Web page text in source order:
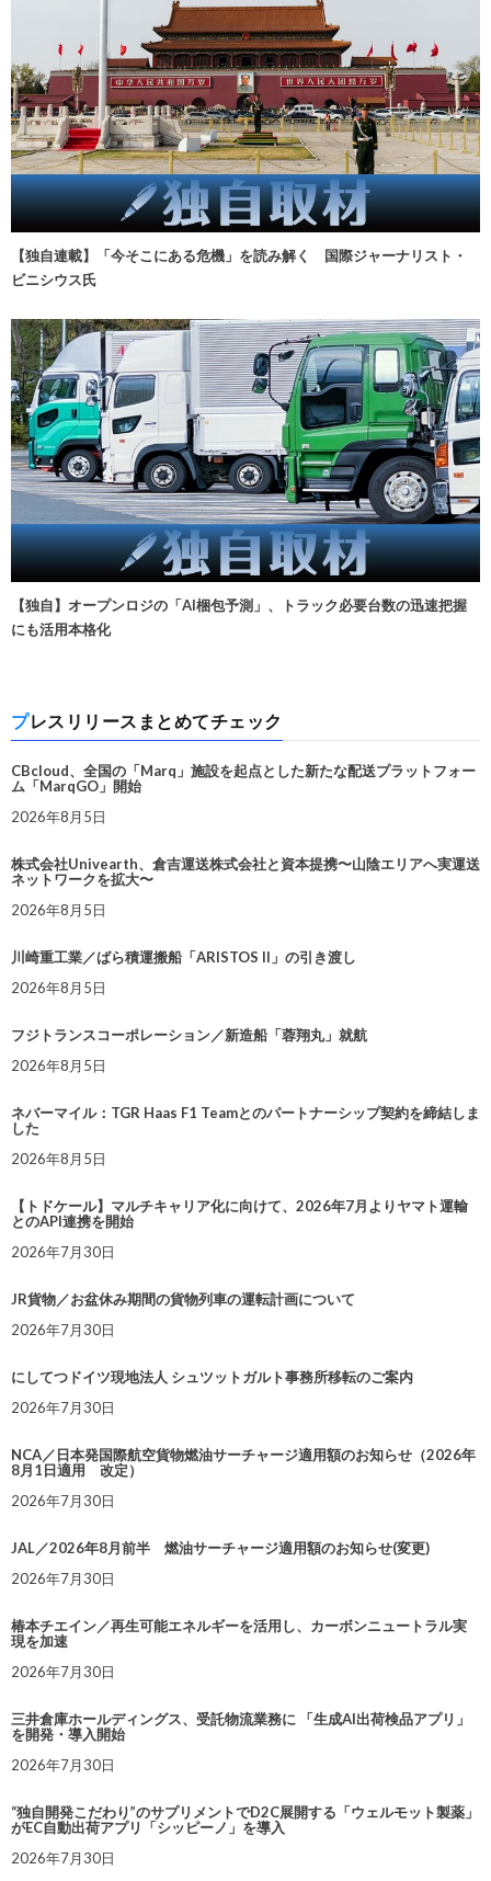
【独自連載】「今そこにある危機」を読み解く 国際ジャーナリスト・
ビニシウス氏
【独自】オープンロジの「AI梱包予測」、トラック必要台数の迅速把握
にも活用本格化
プレスリリースまとめてチェック
CBcloud、全国の「Marq」施設を起点とした新たな配送プラットフォー
ム「MarqGO」開始
2026年8月5日
株式会社Univearth、倉吉運送株式会社と資本提携〜山陰エリアへ実運送
ネットワークを拡大〜
2026年8月5日
川崎重工業／ばら積運搬船「ARISTOS II」の引き渡し
2026年8月5日
フジトランスコーポレーション／新造船「蓉翔丸」就航
2026年8月5日
ネバーマイル：TGR Haas F1 Teamとのパートナーシップ契約を締結しま
した
2026年8月5日
【トドケール】マルチキャリア化に向けて、2026年7月よりヤマト運輸
とのAPI連携を開始
2026年7月30日
JR貨物／お盆休み期間の貨物列車の運転計画について
2026年7月30日
にしてつドイツ現地法人 シュツットガルト事務所移転のご案内
2026年7月30日
NCA／日本発国際航空貨物燃油サーチャージ適用額のお知らせ（2026年
8月1日適用 改定）
2026年7月30日
JAL／2026年8月前半 燃油サーチャージ適用額のお知らせ(変更)
2026年7月30日
椿本チエイン／再生可能エネルギーを活用し、カーボンニュートラル実
現を加速
2026年7月30日
三井倉庫ホールディングス、受託物流業務に 「生成AI出荷検品アプリ」
を開発・導入開始
2026年7月30日
“独自開発こだわり”のサプリメントでD2C展開する「ウェルモット製薬」
がEC自動出荷アプリ「シッピーノ」を導入
2026年7月30日